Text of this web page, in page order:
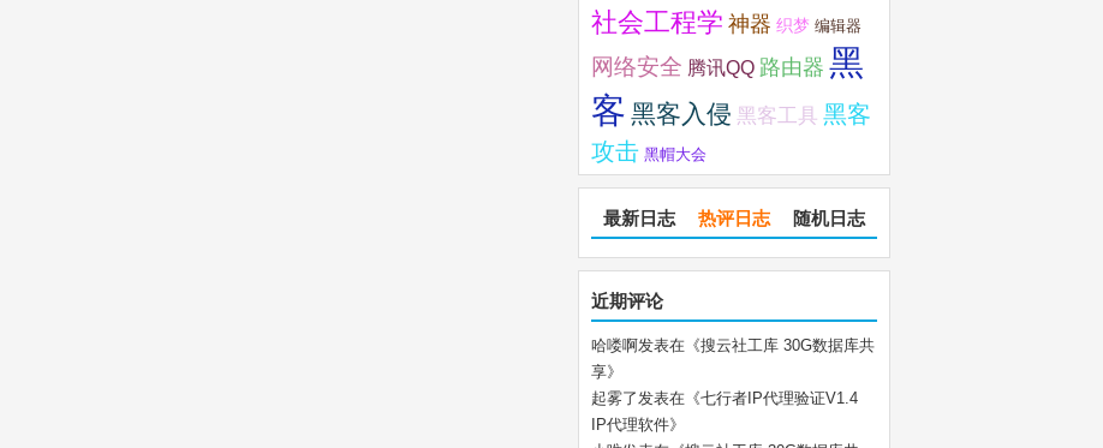
社会工程学 神器 织梦 编辑器
网络安全 腾讯QQ 路由器 黑
客 黑客入侵 黑客工具 黑客
攻击 黑帽大会
最新日志 热评日志 随机日志
近期评论
哈喽啊发表在《搜云社工库 30G数据库共
享》
起雾了发表在《七行者IP代理验证V1.4
IP代理软件》